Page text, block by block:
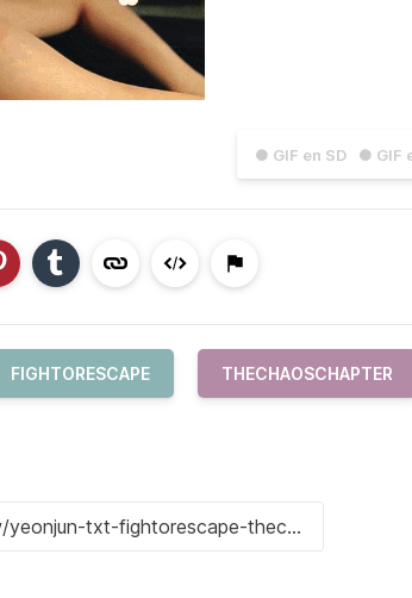
● GIF en SD ● GIF
FIGHTORESCAPE THECHAOSCHAPTER